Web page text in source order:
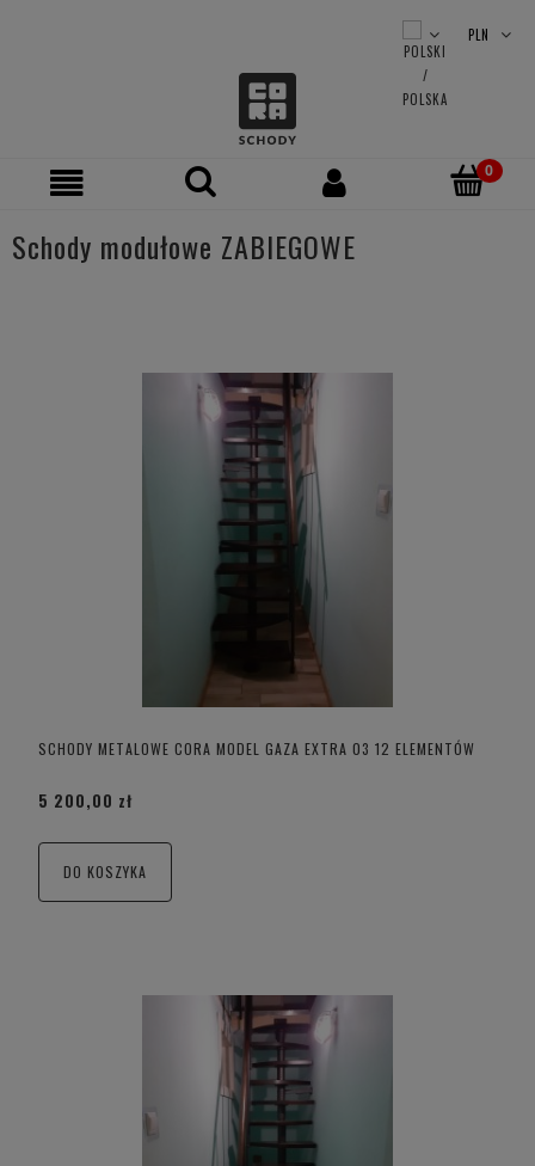
Schody modułowe ZABIEGOWE
SCHODY METALOWE CORA MODEL GAZA EXTRA 03 12 ELEMENTÓW
5 200,00 zł
DO KOSZYKA